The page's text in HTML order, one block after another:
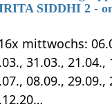
SIDDHI 2 -
mittwochs:
31.03., 21.04.,
08.09., 29.09.,